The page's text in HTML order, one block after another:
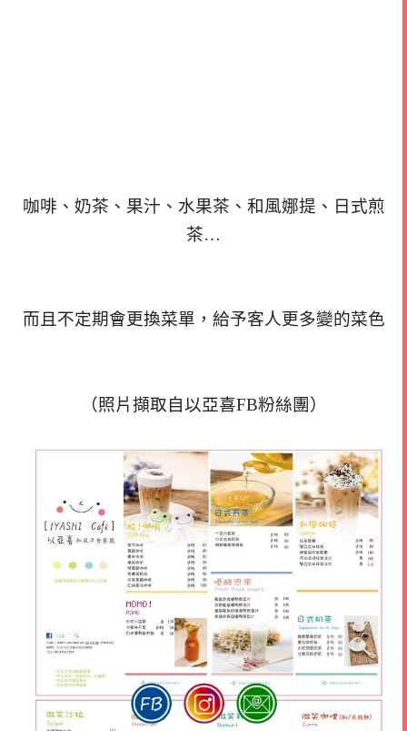
咖啡、奶茶、果汁、水果茶、和風娜提、日式煎
茶…
而且不定期會更換菜單，給予客人更多變的菜色
（照片擷取自以亞喜FB粉絲團）